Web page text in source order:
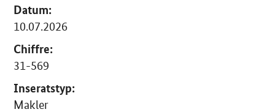
Datum:
10.07.2026
Chiffre:
31-569
Inseratstyp:
Makler